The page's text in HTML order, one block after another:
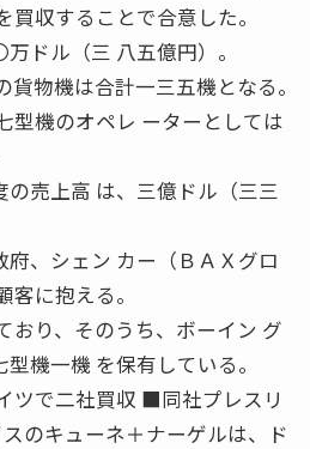
収することで合意した。
ドル（三 八五億円）。
物機は合計一三五機となる。
型機のオペレ ーターとしては
売上高 は、三億ドル（三三
、シェン カー（ＢＡＸグロ
に抱える。
おり、そのうち、ボーイン グ
機一機 を保有している。
ツで二社買収 ■同社プレスリ
キューネ＋ナーゲルは、ド